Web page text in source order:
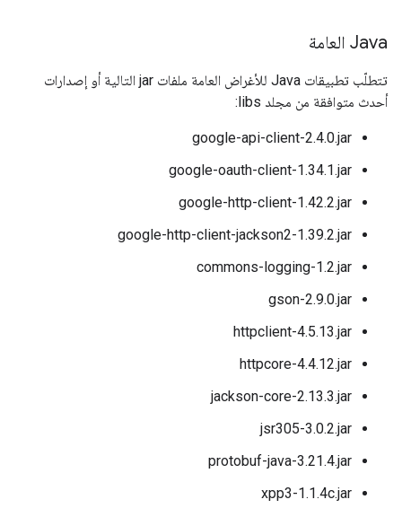
Java العامة
تتطلّب تطبيقات Java للأغراض العامة ملفات jar التالية أو إصدارات
أحدث متوافقة من مجلد libs:
google-api-client-2.4.0.jar
google-oauth-client-1.34.1.jar
google-http-client-1.42.2.jar
google-http-client-jackson2-1.39.2.jar
commons-logging-1.2.jar
gson-2.9.0.jar
httpclient-4.5.13.jar
httpcore-4.4.12.jar
jackson-core-2.13.3.jar
jsr305-3.0.2.jar
protobuf-java-3.21.4.jar
xpp3-1.1.4c.jar